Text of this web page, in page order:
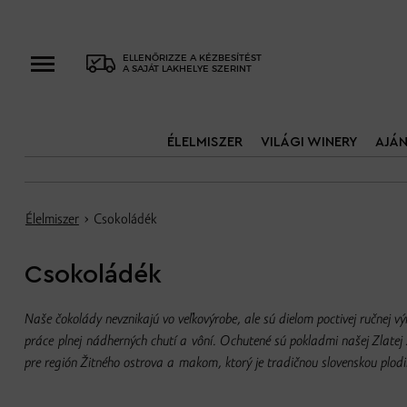
ELLENŐRIZZE A KÉZBESÍTÉST
A SAJÁT LAKHELYE SZERINT
ÉLELMISZER VILÁGI WINERY
Élelmiszer › Csokoládék
Csokoládék
Naše čokolády nevznikajú vo veľkovýrobe, ale sú dielom poctivej ručnej
práce plnej nádherných chutí a vôní. Ochutené sú pokladmi našej
pre región Žitného ostrova a makom, ktorý je tradičnou slovenskou